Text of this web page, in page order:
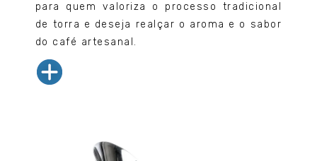
para quem valoriza o processo tradicional
de torra e deseja realçar o aroma e o sabor
do café artesanal.